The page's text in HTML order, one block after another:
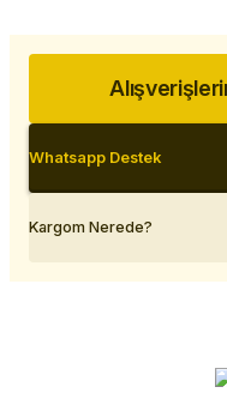
Whatsapp Destek
Kargom Nerede?